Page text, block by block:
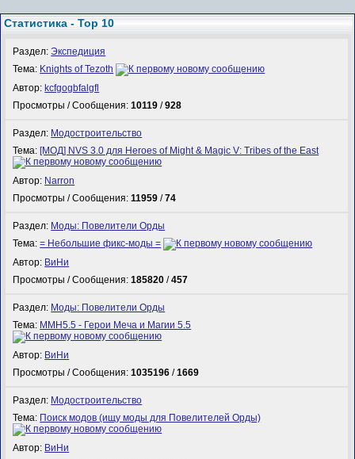
Статистика - Top 10
Раздел:Экспедиция
Тема: Knights of Tezoth
Автор: kcfgogbfalgfl
Просмотры / Сообщения:10119 /928
Раздел: Модостроительство
Тема: [МОД] NVS 3.0 для Heroes of Might & Magic V: Tribes of the East
Автор: Narron
Просмотры / Сообщения:11959 /74
Раздел: Моды: Повелители Орды
Тема:= Небольшие фикс-моды =
Автор: ВиНи
Просмотры / Сообщения:185820 /457
Раздел: Моды: Повелители Орды
Тема: MMH5.5 - Герои Меча и Магии 5.5
Автор: ВиНи
Просмотры / Сообщения:1035196 /1669
Раздел: Модостроительство
Тема: Поиск модов (ищу моды для Повелителей Орды)
Автор: ВиНи